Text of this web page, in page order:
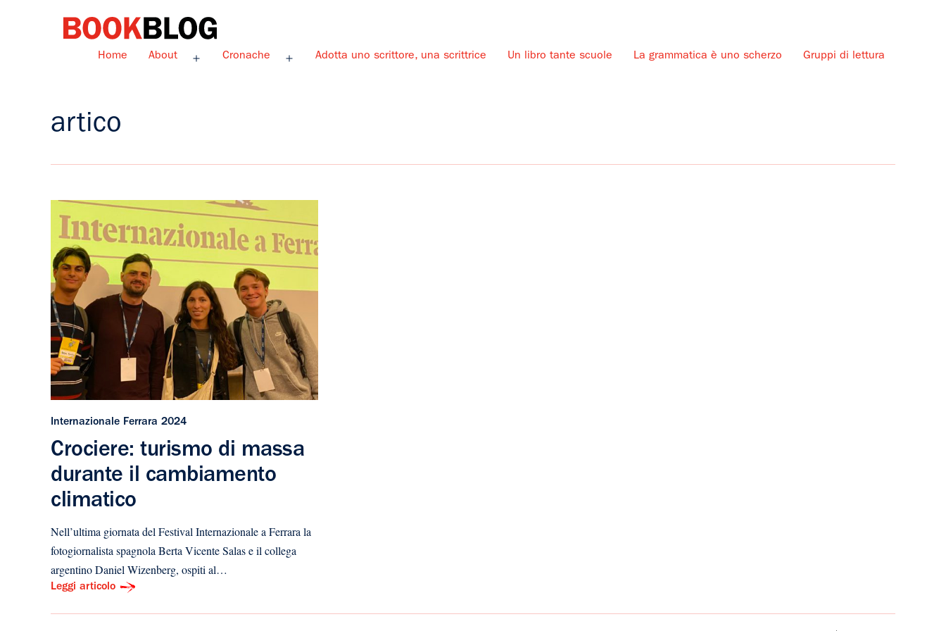
Home About
Apri
Cronache
Apri
Adotta uno scrittore, una scrittrice Un libro tante scuole La grammatica è uno scherzo Gruppi di lettura
artico
Internazionale Ferrara 2024
Crociere: turismo di massa
durante il cambiamento
climatico
Nell’ultima giornata del Festival Internazionale a Ferrara la
fotogiornalista spagnola Berta Vicente Salas e il collega
argentino Daniel Wizenberg, ospiti al…
Leggi articolo